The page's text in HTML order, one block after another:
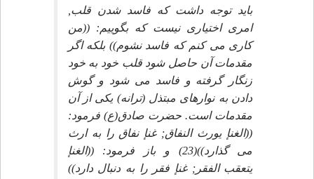
بايد توجه داشت كه فاسد شدن قلب,
امرى اختيارى نيست كه بگوييم: ((من
كارى مى كنم كه فاسد نشوم)) بلكه اگر
مقدمات آن حاصل شود قلب خود به خود
زنگار گرفته و فاسد مى شود و گوش
دادن به نوارهاى مبتذل (ترانه) يكى از آن
مقدمات است. حضرت صادق(ع) فرمود:
((الغنإ يورث النفاق; غنإ نفاق را به ارث
مى گذارد))(23) و باز فرمود: ((الغنإ
يتعقب الفقر; غنإ فقر را به دنبال دارد))